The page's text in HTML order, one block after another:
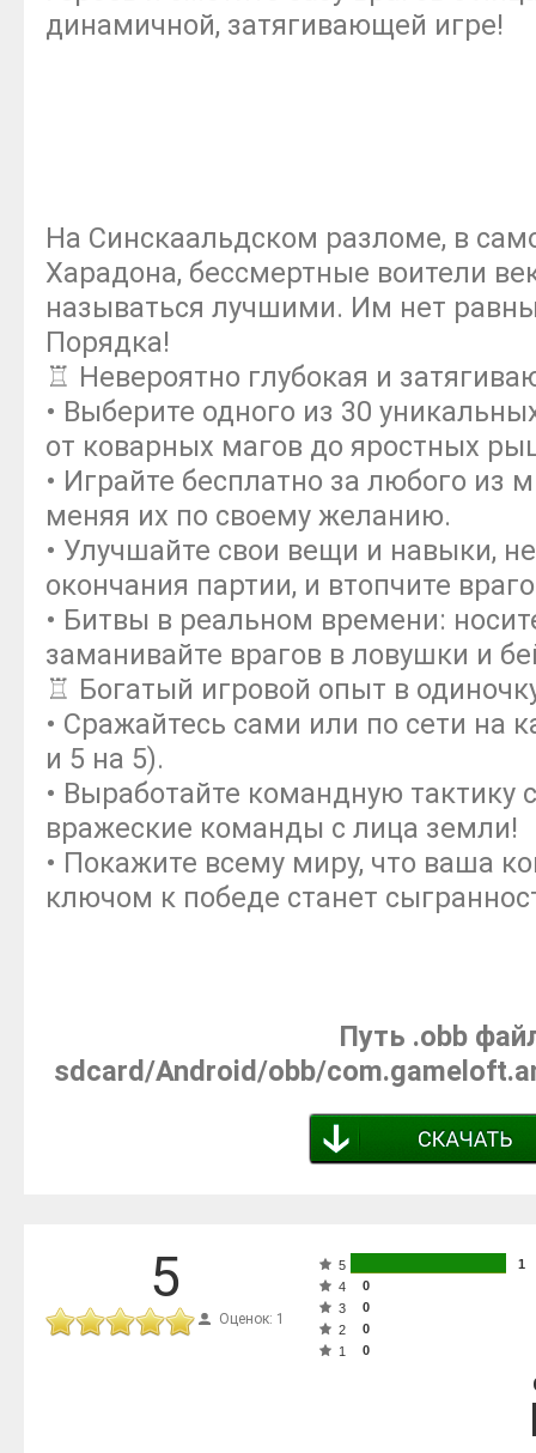
динамичной, затягивающей игре!
На Синскаальдском разломе, в
Харадона, бессмертные воители
называться лучшими. Им нет
Порядка!
♖ Невероятно глубокая и
• Выберите одного из 30
от коварных магов до яростных
• Играйте бесплатно за любого из
меняя их по своему желанию.
• Улучшайте свои вещи и навыки,
окончания партии, и втопчите
• Битвы в реальном времени:
заманивайте врагов в ловушки и
♖ Богатый игровой опыт в
• Сражайтесь сами или по сети на
и 5 на 5).
• Выработайте командную тактику
вражеские команды с лица земли!
• Покажите всему миру, что ваша
ключом к победе станет
Путь .obb
sdcard/Android/obb/
5
Оценок: 1
5
1
4
0
3
0
2
0
1
0